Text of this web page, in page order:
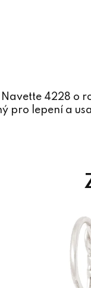
4228 o
pro lepení a